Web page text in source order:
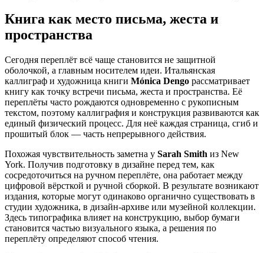
Книга как место письма, жеста и
пространства
Сегодня переплёт всё чаще становится не защитной
оболочкой, а главным носителем идеи. Итальянская
каллиграф и художница книги Mónica Dengo рассматривает
книгу как точку встречи письма, жеста и пространства. Её
переплёты часто рождаются одновременно с рукописным
текстом, поэтому каллиграфия и конструкция развиваются как
единый физический процесс. Для неё каждая страница, сгиб и
прошитый блок — часть непрерывного действия.
Похожая чувствительность заметна у Sarah Smith из New
York. Получив подготовку в дизайне перед тем, как
сосредоточиться на ручном переплёте, она работает между
цифровой вёрсткой и ручной сборкой. В результате возникают
издания, которые могут одинаково органично существовать в
студии художника, в дизайн-архиве или музейной коллекции.
Здесь типографика влияет на конструкцию, выбор бумаги
становится частью визуального языка, а решения по
переплёту определяют способ чтения.